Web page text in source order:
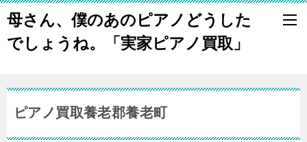
母さん、僕のあのピアノどうした
でしょうね。「実家ピアノ買取」
ピアノ買取養老郡養老町